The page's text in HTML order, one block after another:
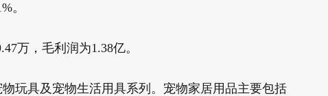
。
万，毛利润为1.38亿。
玩具及宠物生活用具系列。宠物家居用品主要包括